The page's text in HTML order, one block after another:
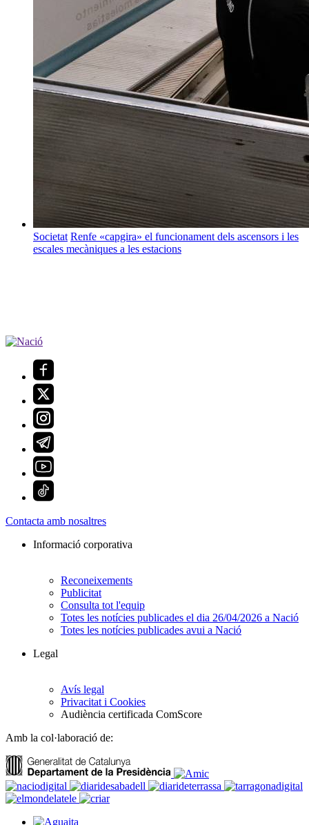
Societat Renfe «capgira» el funcionament dels ascensors i les
escales mecàniques a les estacions
Contacta amb nosaltres
Informació corporativa
Reconeixements
Publicitat
Consulta tot l'equip
Totes les notícies publicades el dia 26/04/2026 a Nació
Totes les notícies publicades avui a Nació
Legal
Avís legal
Privacitat i Cookies
Audiència certificada ComScore
Amb la col·laboració de: